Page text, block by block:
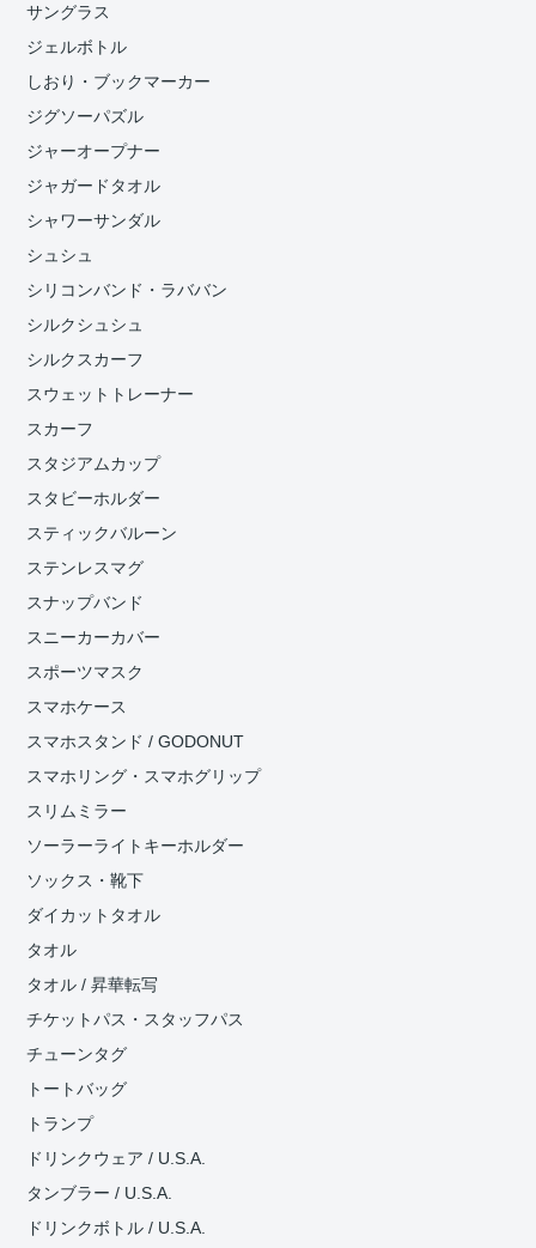
サングラス
ジェルボトル
しおり・ブックマーカー
ジグソーパズル
ジャーオープナー
ジャガードタオル
シャワーサンダル
シュシュ
シリコンバンド・ラババン
シルクシュシュ
シルクスカーフ
スウェットトレーナー
スカーフ
スタジアムカップ
スタビーホルダー
スティックバルーン
ステンレスマグ
スナップバンド
スニーカーカバー
スポーツマスク
スマホケース
スマホスタンド / GODONUT
スマホリング・スマホグリップ
スリムミラー
ソーラーライトキーホルダー
ソックス・靴下
ダイカットタオル
タオル
タオル / 昇華転写
チケットパス・スタッフパス
チューンタグ
トートバッグ
トランプ
ドリンクウェア / U.S.A.
タンブラー / U.S.A.
ドリンクボトル / U.S.A.